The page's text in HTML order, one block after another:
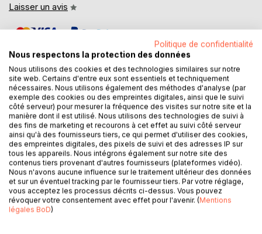
Laisser un avis
DESCRIPTION
Ce roman débute par le long récit des opérations montées
par le Roi des Catacombes, autrement dit roi Mystère, pour
faire échapper à la guillotine un condamné à mort innocent.
Commandant à l'ensemble de la pègre parisienne, ce
personnage est tout puissant. Il dispose de moyens
financiers illimités et de complices dans tous les rouages
de l'Etat. Il s'offre le luxe, en outre, d'inviter à dîner
quelques représentants de la bonne société, dont le
Politique de confidentialité
Nous respectons la protection des données
Nous utilisons des cookies et des technologies similaires sur notre
site web. Certains d'entre eux sont essentiels et techniquement
nécessaires. Nous utilisons également des méthodes d'analyse (par
exemple des cookies ou des empreintes digitales, ainsi que le suivi
côté serveur) pour mesurer la fréquence des visites sur notre site et la
manière dont il est utilisé. Nous utilisons des technologies de suivi à
des fins de marketing et recourons à cet effet au suivi côté serveur
ainsi qu'à des fournisseurs tiers, ce qui permet d'utiliser des cookies,
des empreintes digitales, des pixels de suivi et des adresses IP sur
tous les appareils. Nous intégrons également sur notre site des
contenus tiers provenant d'autres fournisseurs (plateformes vidéo).
Nous n'avons aucune influence sur le traitement ultérieur des données
et sur un éventuel tracking par le fournisseur tiers. Par votre réglage,
vous acceptez les processus décrits ci-dessus. Vous pouvez
révoquer votre consentement avec effet pour l'avenir. (Mentions
légales BoD)